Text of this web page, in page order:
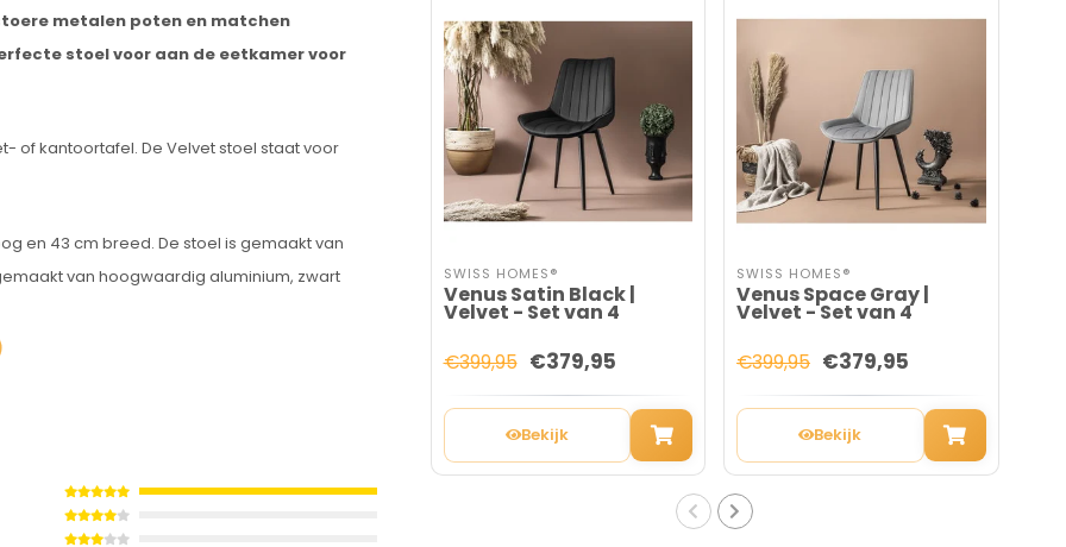
metalen poten en matchen
stoel voor aan de eetkamer voor
of kantoortafel. De Velvet stoel staat voor
en 43 cm breed. De stoel is gemaakt van
van hoogwaardig aluminium, zwart
SWISS HOMES®
Venus Satin Black |
Velvet - Set van 4
€399,95 €379,95
Bekijk
SWISS HOMES®
Venus Space Gray |
Velvet - Set van 4
€399,95 €379,95
Bekijk